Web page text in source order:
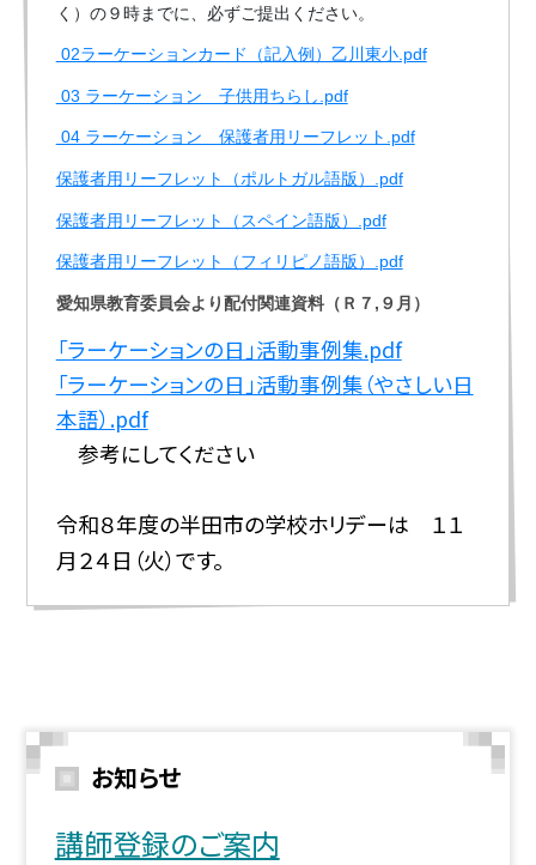
く）の９時までに、必ずご提出ください。
02ラーケーションカード（記入例）乙川東小.pdf
03 ラーケーション 子供用ちらし.pdf
04 ラーケーション 保護者用リーフレット.pdf
保護者用リーフレット（ポルトガル語版）.pdf
保護者用リーフレット（スペイン語版）.pdf
保護者用リーフレット（フィリピノ語版）.pdf
愛知県教育委員会より配付関連資料（Ｒ７,９月）
「ラーケーションの日」活動事例集.pdf
「ラーケーションの日」活動事例集（やさしい日
本語）.pdf
参考にしてください
令和８年度の半田市の学校ホリデーは １１
月２４日（火）です。
お知らせ
講師登録のご案内